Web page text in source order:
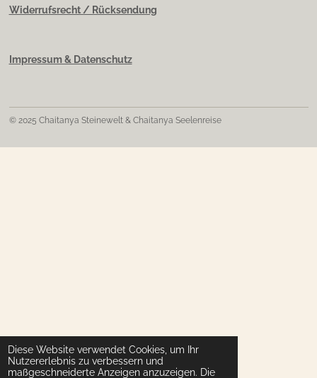
Diese Website verwendet Cookies, um Ihr
Nutzererlebnis zu verbessern und
maßgeschneiderte Anzeigen anzuzeigen. Die
Widerrufsrecht / Rücksendung
Impressum & Datenschutz
© 2025 Chaitanya Steinewelt & Chaitanya Seelenreise